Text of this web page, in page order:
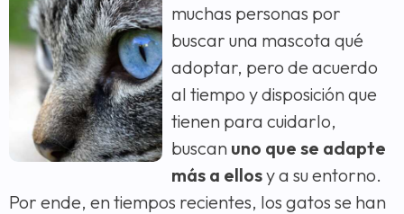
muchas personas por
buscar una mascota qué
adoptar, pero de acuerdo
al tiempo y disposición que
tienen para cuidarlo,
buscan uno que se adapte
más a ellosy a su entorno.
Por ende, en tiempos recientes, los gatos se han